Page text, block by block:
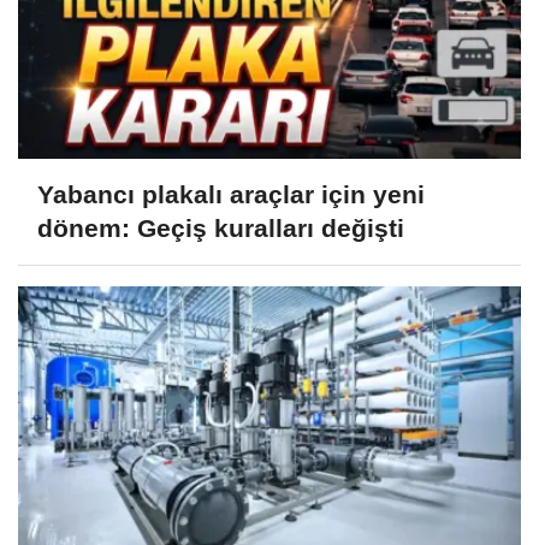
Yabancı plakalı araçlar için yeni
dönem: Geçiş kuralları değişti